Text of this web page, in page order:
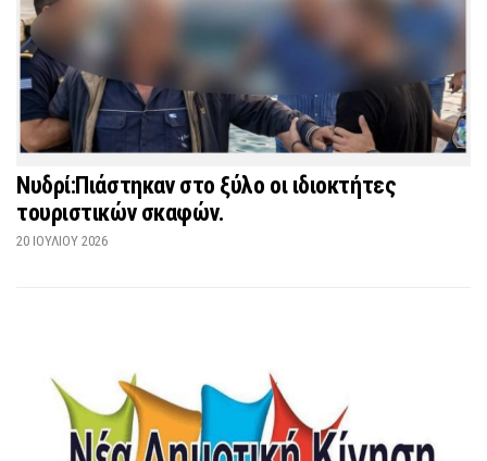
Νυδρί:Πιάστηκαν στο ξύλο οι ιδιοκτήτες
τουριστικών σκαφών.
20 ΙΟΥΛΊΟΥ 2026